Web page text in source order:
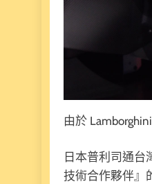
由於
日本普利司通台
技術合作夥伴』